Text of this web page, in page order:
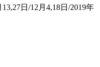
日/12月4,18日/2019年